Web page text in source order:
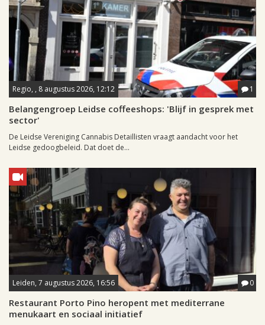
Regio, , 8 augustus 2026, 12:12 1
Belangengroep Leidse coffeeshops: 'Blijf in gesprek met
sector'
De Leidse Vereniging Cannabis Detaillisten vraagt aandacht voor het
Leidse gedoogbeleid. Dat doet de...
Leiden, 7 augustus 2026, 16:56 0
Restaurant Porto Pino heropent met mediterrane
menukaart en sociaal initiatief